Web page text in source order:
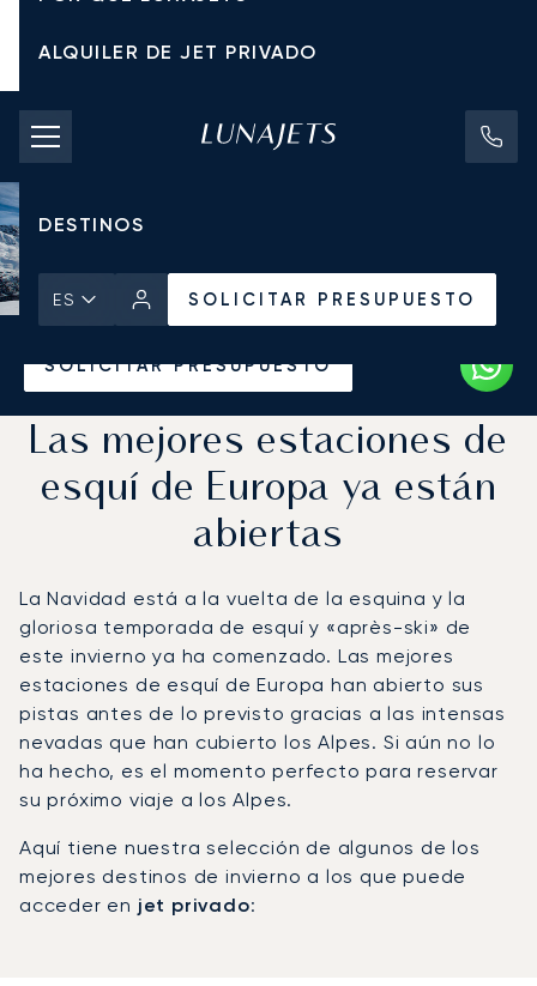
ALQUILER DE JET PRIVADO
TARIFAS DE CHÁRTER
JETS PRIVADOS
DESTINOS
ES SOLICITAR PRESUPUESTO
SOLICITAR PRESUPUESTO
Las mejores estaciones de
esquí de Europa ya están
abiertas
La Navidad está a la vuelta de la esquina y la
gloriosa temporada de esquí y «après-ski» de
este invierno ya ha comenzado. Las mejores
estaciones de esquí de Europa han abierto sus
pistas antes de lo previsto gracias a las intensas
nevadas que han cubierto los Alpes. Si aún no lo
ha hecho, es el momento perfecto para reservar
su próximo viaje a los Alpes.
Aquí tiene nuestra selección de algunos de los
mejores destinos de invierno a los que puede
acceder en jet privado: